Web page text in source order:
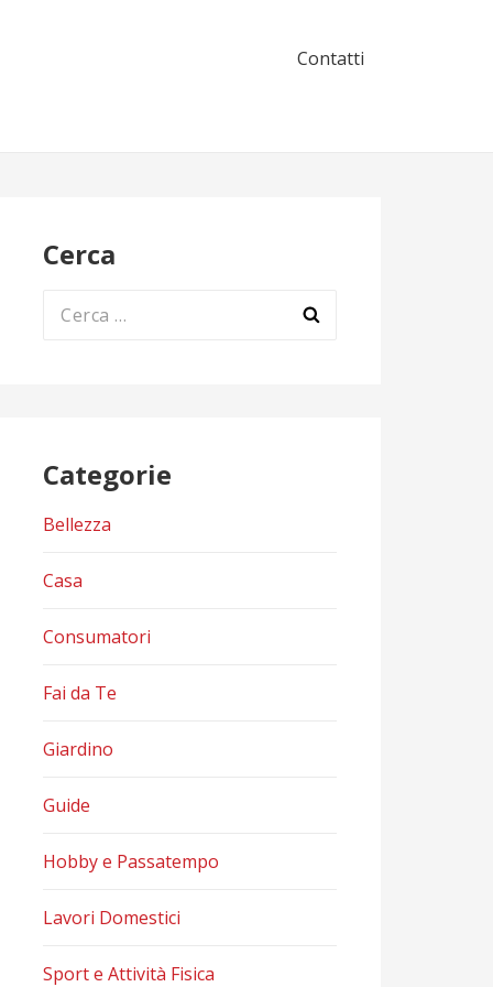
Contatti
Cerca
Ricerca
Categorie
Bellezza
Casa
Consumatori
Fai da Te
Giardino
Guide
Hobby e Passatempo
Lavori Domestici
Sport e Attività Fisica